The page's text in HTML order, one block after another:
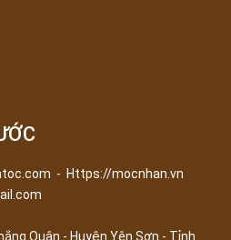
- Https://mocnhan.vn
Quân - Huyện Yên Sơn - Tỉnh